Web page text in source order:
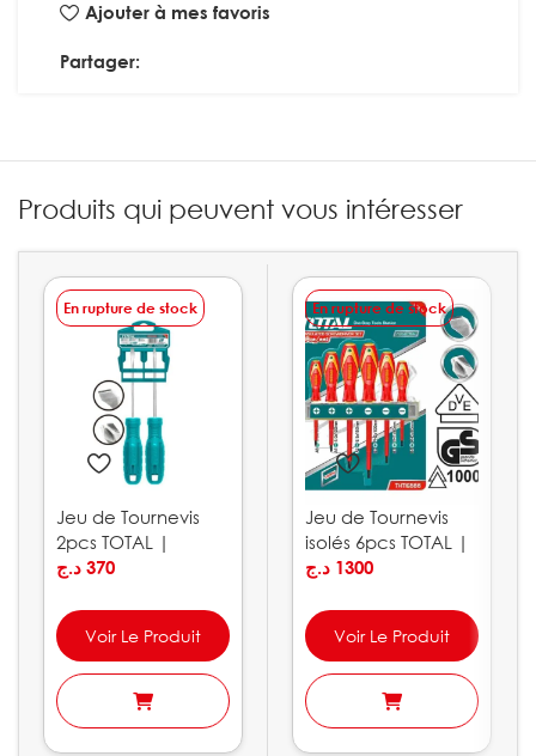
Ajouter à mes favoris
Partager:
Produits qui peuvent vous intéresser
En rupture de stock
Jeu de Tournevis
2pcs TOTAL |
THTDC250201
370 د.ج
Voir Le Produit
En rupture de stock
Jeu de Tournevis
isolés 6pcs TOTAL |
THTIS566
1300 د.ج
Voir Le Produit